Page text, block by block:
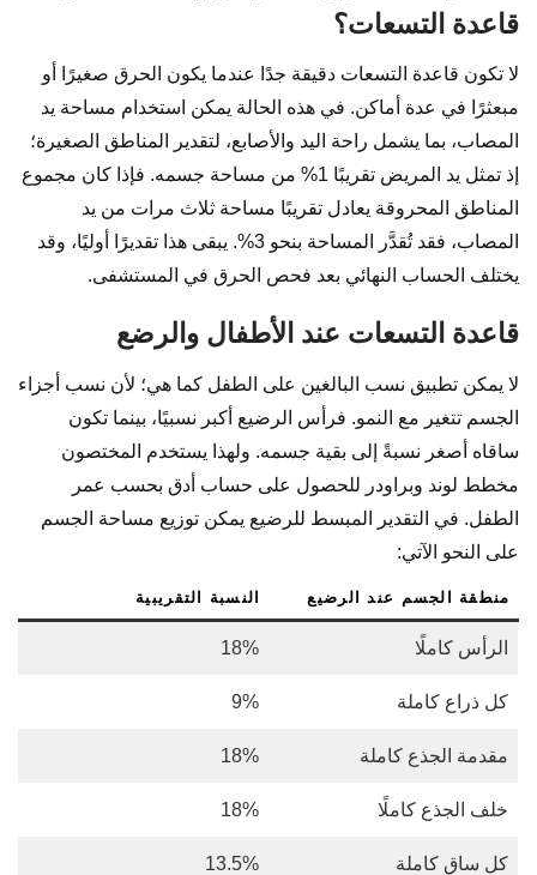
قاعدة التسعات؟
لا تكون قاعدة التسعات دقيقة جدًا عندما يكون الحرق صغيرًا أو
مبعثرًا في عدة أماكن. في هذه الحالة يمكن استخدام مساحة يد
المصاب، بما يشمل راحة اليد والأصابع، لتقدير المناطق الصغيرة؛
إذ تمثل يد المريض تقريبًا 1% من مساحة جسمه. فإذا كان مجموع
المناطق المحروقة يعادل تقريبًا مساحة ثلاث مرات من يد
المصاب، فقد تُقدَّر المساحة بنحو 3%. يبقى هذا تقديرًا أوليًا، وقد
يختلف الحساب النهائي بعد فحص الحرق في المستشفى.
قاعدة التسعات عند الأطفال والرضع
لا يمكن تطبيق نسب البالغين على الطفل كما هي؛ لأن نسب أجزاء
الجسم تتغير مع النمو. فرأس الرضيع أكبر نسبيًا، بينما تكون
ساقاه أصغر نسبةً إلى بقية جسمه. ولهذا يستخدم المختصون
مخطط لوند وبراودر للحصول على حساب أدق بحسب عمر
الطفل. في التقدير المبسط للرضيع يمكن توزيع مساحة الجسم
على النحو الآتي:
منطقة الجسم عند الرضيع النسبة التقريبية
الرأس كاملًا 18%
كل ذراع كاملة 9%
مقدمة الجذع كاملة 18%
خلف الجذع كاملًا 18%
كل ساق كاملة 13.5%